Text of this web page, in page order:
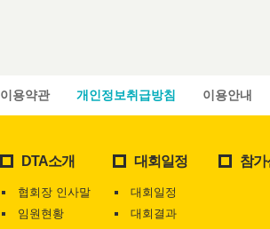
이용약관 개인정보취급방침 이용안내
DTA소개
협회장 인사말
임원현황
대회일정
대회일정
대회결과
참가